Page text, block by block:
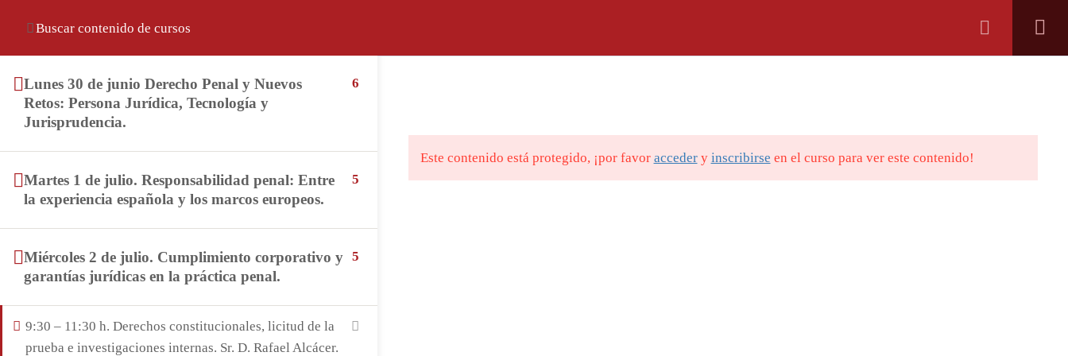
ACERCA DE CURSOS INVESTIGACIÓN APLICADA NOVEDADES CONTACTO
Lunes 30 de junio Derecho Penal y Nuevos
Retos: Persona Jurídica, Tecnología y
Jurisprudencia.
6
Martes 1 de julio. Responsabilidad penal: Entre
la experiencia española y los marcos europeos.
5
Miércoles 2 de julio. Cumplimiento corporativo y
garantías jurídicas en la práctica penal.
5
9:30 – 11:30 h. Derechos constitucionales, licitud de la
prueba e investigaciones internas. Sr. D. Rafael Alcácer.
Este contenido está protegido, ¡por favor accedery inscribirse en el curso para ver este contenido!
+54 (11) 5126-7707
contacto@ie.org.ar
I+E